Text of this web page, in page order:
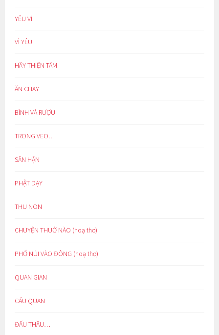
YÊU VÌ
VÌ YÊU
HÃY THIỆN TÂM
ĂN CHAY
BÌNH VÀ RƯỢU
TRONG VEO…
SÂN HẬN
PHẬT DẠY
THU NON
CHUYỆN THUỞ NÀO (hoạ thơ)
PHỐ NÚI VÀO ĐÔNG (hoạ thơ)
QUAN GIAN
CẨU QUAN
ĐẤU THẦU…